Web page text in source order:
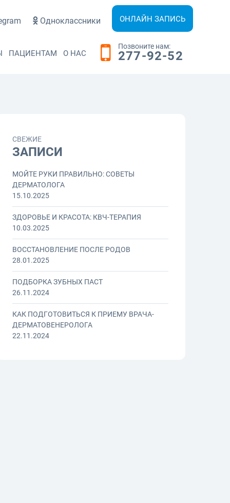
Одноклассники ОНЛАЙН ЗАПИСЬ
ПАЦИЕНТАМ О НАС
Позвоните нам:
277-92-52
СВЕЖИЕ
ЗАПИСИ
МОЙТЕ РУКИ ПРАВИЛЬНО: СОВЕТЫ
ДЕРМАТОЛОГА
15.10.2025
ЗДОРОВЬЕ И КРАСОТА: КВЧ-ТЕРАПИЯ
10.03.2025
ВОССТАНОВЛЕНИЕ ПОСЛЕ РОДОВ
28.01.2025
ПОДБОРКА ЗУБНЫХ ПАСТ
26.11.2024
КАК ПОДГОТОВИТЬСЯ К ПРИЕМУ ВРАЧА-
ДЕРМАТОВЕНЕРОЛОГА
22.11.2024